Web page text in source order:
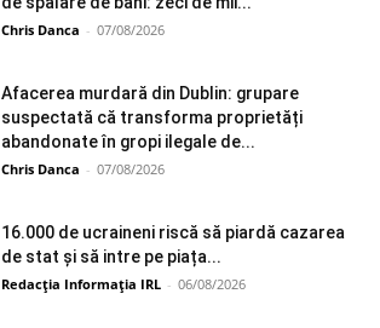
Chris Danca - 07/08/2026
Afacerea murdară din Dublin: grupare
suspectată că transforma proprietăți
abandonate în gropi ilegale de...
Chris Danca - 07/08/2026
16.000 de ucraineni riscă să piardă cazarea
de stat și să intre pe piața...
Redacția Informația IRL - 06/08/2026